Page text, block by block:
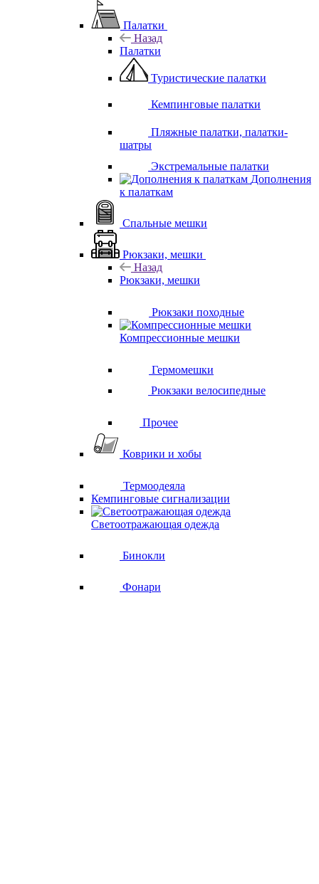
Палатки
Назад
Палатки
Туристические палатки
Кемпинговые палатки
Пляжные палатки, палатки-
шатры
Экстремальные палатки
Дополнения
к палаткам
Спальные мешки
Рюкзаки, мешки
Назад
Рюкзаки, мешки
Рюкзаки походные
Компрессионные мешки
Гермомешки
Рюкзаки велосипедные
Прочее
Коврики и хобы
Термоодеяла
Кемпинговые сигнализации
Светоотражающая одежда
Бинокли
Фонари